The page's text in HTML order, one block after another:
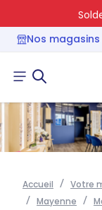
Soldes
Nos magasins
Accueil Votre
Mayenne